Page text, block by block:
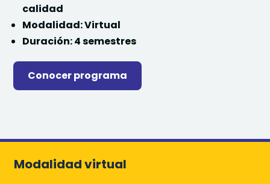
calidad
Modalidad: Virtual
Duración: 4 semestres
Conocer programa
Modalidad virtual